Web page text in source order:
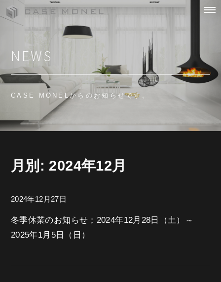
content
NEWS
CASE MONELからのお知らせです。
月別: 2024年12月
2024年12月27日
冬季休業のお知らせ；2024年12月28日（土）～
2025年1月5日（日）